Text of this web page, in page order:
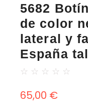
5682
de color
lateral y
España
☆ ☆ ☆ ☆ ☆
65,00 €